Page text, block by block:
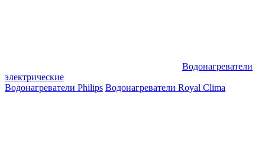
Водонагреватели
электрические
Водонагреватели Philips Водонагреватели Royal Clima